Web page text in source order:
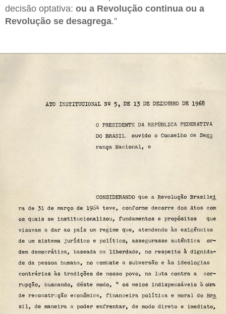
decisão optativa: ou a Revolução continua ou a
Revolução se desagrega.”